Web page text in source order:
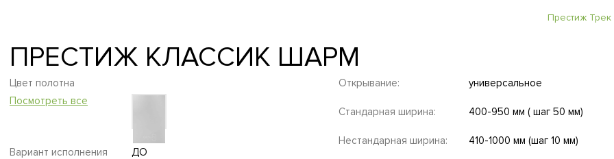
Престиж Трек
ПРЕСТИЖ КЛАССИК ШАРМ
Цвет полотна
Посмотреть все
Вариант исполнения ДО
Открывание: универсальное
Стандарная ширина: 400-950 мм ( шаг 50 мм)
Нестандарная ширина: 410-1000 мм (шаг 10 мм)